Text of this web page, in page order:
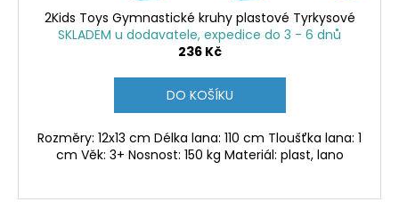
2Kids Toys Gymnastické kruhy plastové Tyrkysové
SKLADEM u dodavatele, expedice do 3 - 6 dnů
236 Kč
DO KOŠÍKU
Rozměry: 12x13 cm Délka lana: 110 cm Tloušťka lana: 1
cm Věk: 3+ Nosnost: 150 kg Materiál: plast, lano